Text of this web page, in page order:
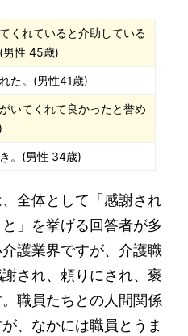
くれていると介助している
男性 45歳)
た。(男性41歳)
いてくれて良かったと誉め
。(男性 34歳)
全体として「感謝され
」を挙げる回答者が多
護業界ですが、介護職
され、頼りにされ、褒
職員たちとの人間関係
、なかには職員とうま